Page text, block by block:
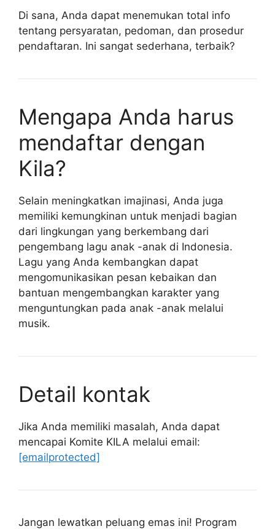
Di sana, Anda dapat menemukan total info
tentang persyaratan, pedoman, dan prosedur
pendaftaran. Ini sangat sederhana, terbaik?
Mengapa Anda harus
mendaftar dengan
Kila?
Selain meningkatkan imajinasi, Anda juga
memiliki kemungkinan untuk menjadi bagian
dari lingkungan yang berkembang dari
pengembang lagu anak -anak di Indonesia.
Lagu yang Anda kembangkan dapat
mengomunikasikan pesan kebaikan dan
bantuan mengembangkan karakter yang
menguntungkan pada anak -anak melalui
musik.
Detail kontak
Jika Anda memiliki masalah, Anda dapat
mencapai Komite KILA melalui email:
[emailprotected]
Jangan lewatkan peluang emas ini! Program